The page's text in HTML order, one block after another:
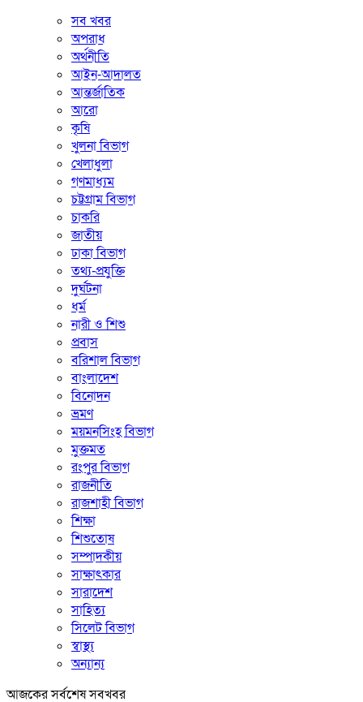
সব খবর
অপরাধ
অর্থনীতি
আইন-আদালত
আন্তর্জাতিক
আরো
কৃষি
খুলনা বিভাগ
খেলাধুলা
গণমাধ্যম
চট্টগ্রাম বিভাগ
চাকরি
জাতীয়
ঢাকা বিভাগ
তথ্য-প্রযুক্তি
দুর্ঘটনা
ধর্ম
নারী ও শিশু
প্রবাস
বরিশাল বিভাগ
বাংলাদেশ
বিনোদন
ভ্রমণ
ময়মনসিংহ বিভাগ
মুক্তমত
রংপুর বিভাগ
রাজনীতি
রাজশাহী বিভাগ
শিক্ষা
শিশুতোষ
সম্পাদকীয়
সাক্ষাৎকার
সারাদেশ
সাহিত্য
সিলেট বিভাগ
স্বাস্থ্য
অন্যান্য
আজকের সর্বশেষ সবখবর